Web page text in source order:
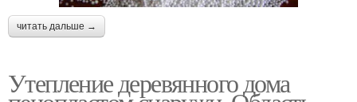
читать дальше →
Утепление деревянного дома